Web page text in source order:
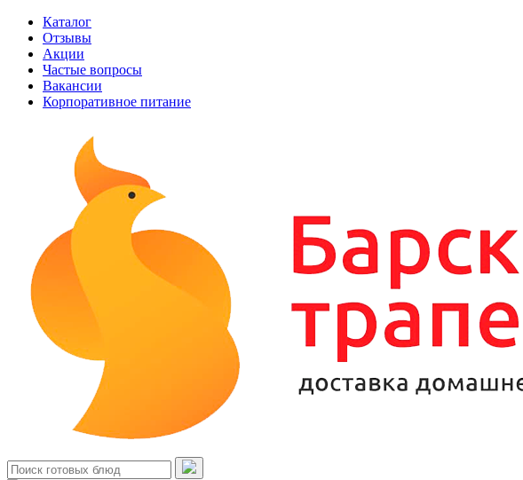
Каталог
Отзывы
Акции
Частые вопросы
Вакансии
Корпоративное питание